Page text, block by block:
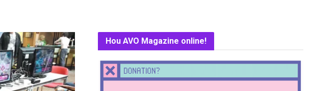
Hou AVO Magazine online!